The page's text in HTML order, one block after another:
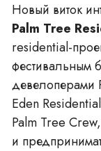
Новый виток
Palm Tree
residential-
фестивальным
девелоперами
Eden
Palm Tree
и